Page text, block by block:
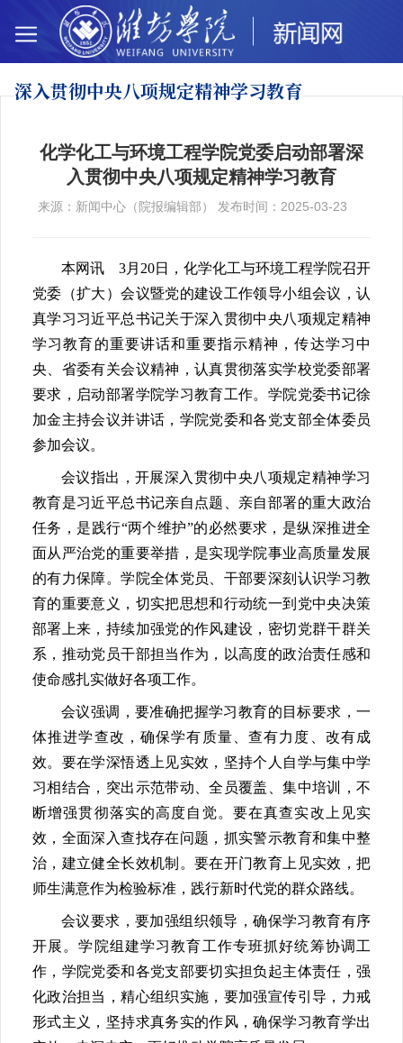
深入贯彻中央八项规定精神学习教育
化学化工与环境工程学院党委启动部署深
入贯彻中央八项规定精神学习教育
来源：新闻中心（院报编辑部） 发布时间：2025-03-23
本网讯 3月20日，化学化工与环境工程学院召开
党委（扩大）会议暨党的建设工作领导小组会议，认
真学习习近平总书记关于深入贯彻中央八项规定精神
学习教育的重要讲话和重要指示精神，传达学习中
央、省委有关会议精神，认真贯彻落实学校党委部署
要求，启动部署学院学习教育工作。学院党委书记徐
加金主持会议并讲话，学院党委和各党支部全体委员
参加会议。
会议指出，开展深入贯彻中央八项规定精神学习
教育是习近平总书记亲自点题、亲自部署的重大政治
任务，是践行“两个维护”的必然要求，是纵深推进全
面从严治党的重要举措，是实现学院事业高质量发展
的有力保障。学院全体党员、干部要深刻认识学习教
育的重要意义，切实把思想和行动统一到党中央决策
部署上来，持续加强党的作风建设，密切党群干群关
系，推动党员干部担当作为，以高度的政治责任感和
使命感扎实做好各项工作。
会议强调，要准确把握学习教育的目标要求，一
体推进学查改，确保学有质量、查有力度、改有成
效。要在学深悟透上见实效，坚持个人自学与集中学
习相结合，突出示范带动、全员覆盖、集中培训，不
断增强贯彻落实的高度自觉。要在真查实改上见实
效，全面深入查找存在问题，抓实警示教育和集中整
治，建立健全长效机制。要在开门教育上见实效，把
师生满意作为检验标准，践行新时代党的群众路线。
会议要求，要加强组织领导，确保学习教育有序
开展。学院组建学习教育工作专班抓好统筹协调工
作，学院党委和各党支部要切实担负起主体责任，强
化政治担当，精心组织实施，要加强宣传引导，力戒
形式主义，坚持求真务实的作风，确保学习教育学出